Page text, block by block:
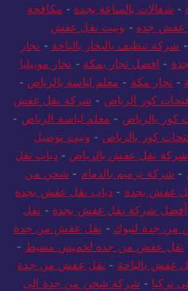
- شغالات بالساعة بجدة - مكافحة
عفش جده - ونيت نقل عفش
- شركة تنظيف بالبخار بالباحة - نجار
- افضل نجار بمكة - نجار موبيليا
- نجار مكة - معلم لياسة بالرياض -
كور الرياض - شركة نقل عفش
كور بالرياض - معلم لياسة الرياض -
كور بالرياض - ونيت توصيل
شركة نقل عفش بالرياض -دباب نقل
- شركة ترميم بالدمام - شحن من
عفش بجدة - دباب نقل عفش بجدة
أفضل شركة نقل عفش بجدة - نقل
من جدة لتبوك - نقل عفش من جدة
نقل عفش من جدة لخميس مشيط -
عفش بالباحة - نقل عفش من جدة
تركيا - شركة شحن من جدة الى